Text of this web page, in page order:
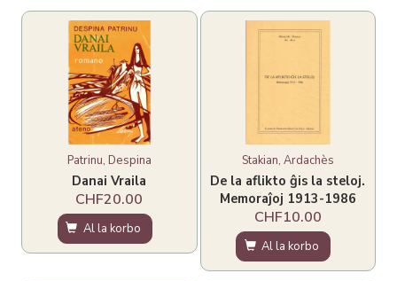
Patrinu, Despina
Danai Vraila
CHF20.00
Al la korbo
Stakian, Ardachès
De la aflikto ĝis la steloj.
Memoraĵoj 1913-1986
CHF10.00
Al la korbo